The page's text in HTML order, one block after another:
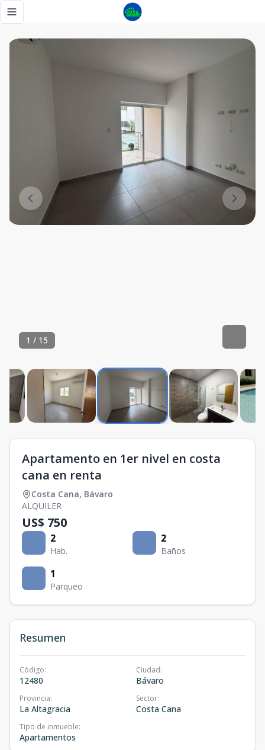
Toggle navigation menu
1 / 15
Apartamento en 1er nivel en costa
cana en renta
Costa Cana, Bávaro
ALQUILER
US$ 750
2
Hab.
2
Baños
1
Parqueo
Resumen
Código:
12480
Ciudad:
Bávaro
Provincia:
La Altagracia
Sector:
Costa Cana
Tipo de inmueble:
Apartamentos
Apartamento en 1er nivel en costa cana en renta - Tu Casa